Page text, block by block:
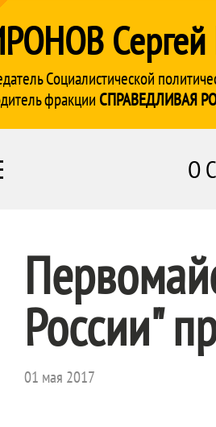
Сергей
Социалистической
фракции СПРАВЕДЛИВАЯ
О
России"
01 мая 2017